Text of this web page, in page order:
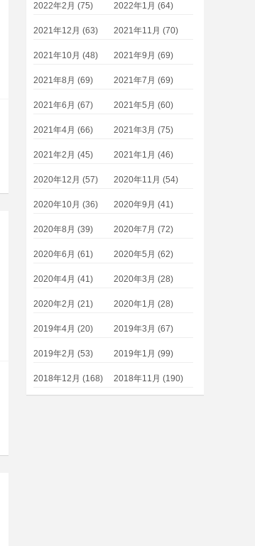
2022年2月 (75) 2022年1月 (64)
2021年12月 (63) 2021年11月 (70)
2021年10月 (48) 2021年9月 (69)
2021年8月 (69) 2021年7月 (69)
2021年6月 (67) 2021年5月 (60)
2021年4月 (66) 2021年3月 (75)
2021年2月 (45) 2021年1月 (46)
2020年12月 (57) 2020年11月 (54)
2020年10月 (36) 2020年9月 (41)
2020年8月 (39) 2020年7月 (72)
2020年6月 (61) 2020年5月 (62)
2020年4月 (41) 2020年3月 (28)
2020年2月 (21) 2020年1月 (28)
2019年4月 (20) 2019年3月 (67)
2019年2月 (53) 2019年1月 (99)
2018年12月 (168) 2018年11月 (190)